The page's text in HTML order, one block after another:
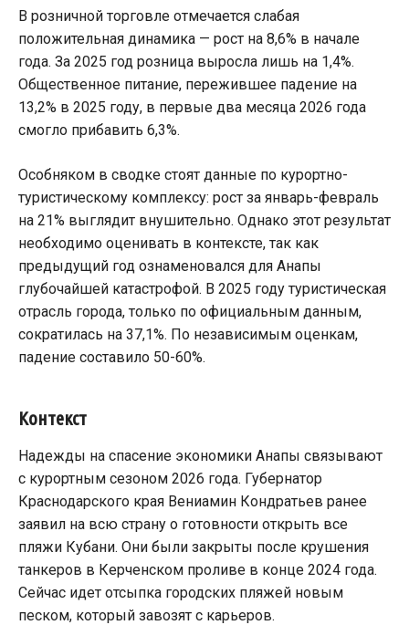
В розничной торговле отмечается слабая
положительная динамика — рост на 8,6% в начале
года. За 2025 год розница выросла лишь на 1,4%.
Общественное питание, пережившее падение на
13,2% в 2025 году, в первые два месяца 2026 года
смогло прибавить 6,3%.
Особняком в сводке стоят данные по курортно-
туристическому комплексу: рост за январь-февраль
на 21% выглядит внушительно. Однако этот результат
необходимо оценивать в контексте, так как
предыдущий год ознаменовался для Анапы
глубочайшей катастрофой. В 2025 году туристическая
отрасль города, только по официальным данным,
сократилась на 37,1%. По независимым оценкам,
падение составило 50-60%.
Контекст
Надежды на спасение экономики Анапы связывают
с курортным сезоном 2026 года. Губернатор
Краснодарского края Вениамин Кондратьев ранее
заявил на всю страну о готовности открыть все
пляжи Кубани. Они были закрыты после крушения
танкеров в Керченском проливе в конце 2024 года.
Сейчас идет отсыпка городских пляжей новым
песком, который завозят с карьеров.